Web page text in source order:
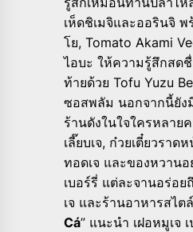
เห็ดชิเมจิและออรินจิ
โย, Tomato Akami
ไอบะ ให้ความรู้สึกสด
ท้ายด้วย Tofu Yuzu
ซอสพลัม นอกจากนี้ยัง
ร้านดังในใจใครหลาย
เลี๊ยบเจ, ก๋วยเตี๋ยวราด
ทอดเจ และของหวาน
เบอร์รี่ แต่ละจานอร่อ
เจ และร้านอาหารสไต
Cá” แนะนำ เฝอหมูเจ